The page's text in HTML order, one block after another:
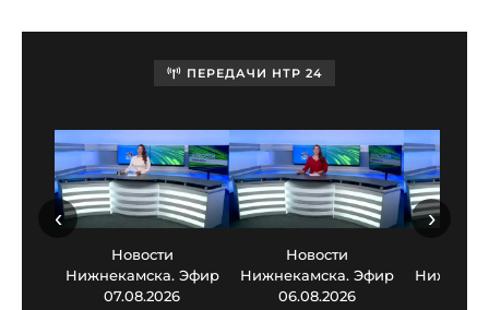
ПЕРЕДАЧИ НТР 24
Новости
Нижнекамска. Эфир
07.08.2026
Новости
Нижнекамска. Эфир
06.08.2026
‹ ›